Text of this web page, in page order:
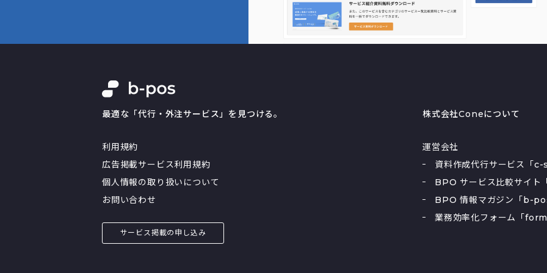
最適な「代行・外注サービス」を見つける。
利用規約
広告掲載サービス利用規約
個人情報の取り扱いについて
お問い合わせ
サービス掲載の申し込み
株式会社Coneについて
運営会社
資料作成代行サービス「
BPO サービス比較サイ
BPO 情報マガジン「b-
業務効率化フォーム「